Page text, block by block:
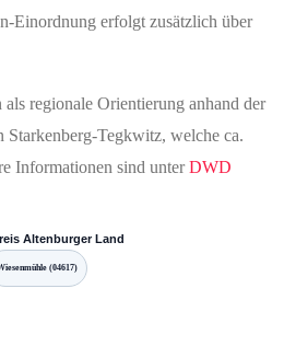
Einordnung erfolgt zusätzlich über
regionale Orientierung anhand der
Tegkwitz, welche ca.
Informationen sind unterDWD
Altenburger Land
(04617)